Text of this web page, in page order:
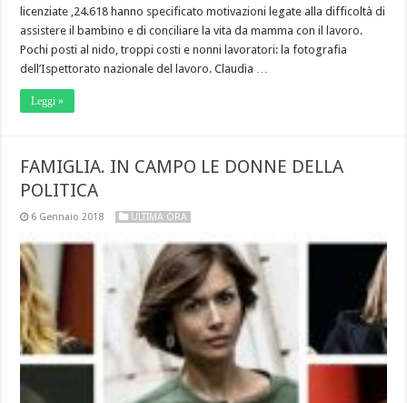
licenziate ,24.618 hanno specificato motivazioni legate alla difficoltà di
assistere il bambino e di conciliare la vita da mamma con il lavoro.
Pochi posti al nido, troppi costi e nonni lavoratori: la fotografia
dell’Ispettorato nazionale del lavoro. Claudia …
Leggi »
FAMIGLIA. IN CAMPO LE DONNE DELLA
POLITICA
6 Gennaio 2018 ULTIMA ORA